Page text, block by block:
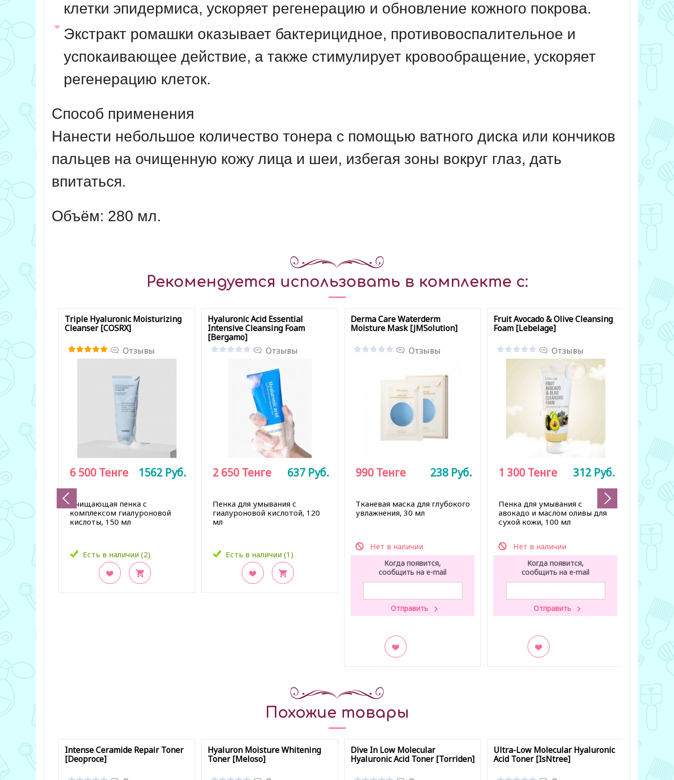
клетки эпидермиса, ускоряет регенерацию и обновление кожного покрова.
Экстракт ромашки оказывает бактерицидное, противовоспалительное и
успокаивающее действие, а также стимулирует кровообращение, ускоряет
регенерацию клеток.
Способ применения
Нанести небольшое количество тонера с помощью ватного диска или кончиков
пальцев на очищенную кожу лица и шеи, избегая зоны вокруг глаз, дать
впитаться.
Объём: 280 мл.
Рекомендуется использовать в комплекте с:
Triple Hyaluronic Moisturizing
Cleanser [COSRX]
Отзывы
Очищающая пенка с
комплексом гиалуроновой
кислоты, 150 мл
Есть в наличии (2)
6 500 Тенге 1562 Руб.
Hyaluronic Acid Essential
Intensive Cleansing Foam
[Bergamo]
Отзывы
Пенка для умывания с
гиалуроновой кислотой, 120
мл
Есть в наличии (1)
2 650 Тенге 637 Руб.
Derma Care Waterderm
Moisture Mask [JMSolution]
Отзывы
Тканевая маска для глубокого
увлажнения, 30 мл
Нет в наличии
990 Тенге 238 Руб.
Когда появится,
сообщить на e-mail
Fruit Avocado & Olive Cleansing
Foam [Lebelage]
Отзывы
Пенка для умывания с
авокадо и маслом оливы для
сухой кожи, 100 мл
Нет в наличии
1 300 Тенге 312 Руб.
Когда появится,
сообщить на e-mail
Похожие товары
Intense Ceramide Repair Toner
[Deoproce]
Hyaluron Moisture Whitening
Toner [Meloso]
Dive In Low Molecular
Hyaluronic Acid Toner [Torriden]
Ultra-Low Molecular Hyaluronic
Acid Toner [IsNtree]